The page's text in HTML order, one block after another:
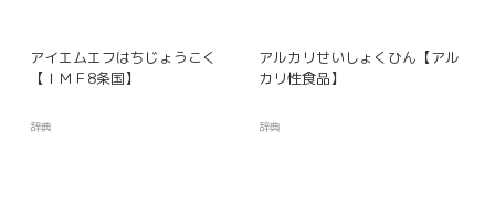
アイエムエフはちじょうこく
【ＩＭＦ8条国】
辞典
アルカリせいしょくひん【アル
カリ性食品】
辞典